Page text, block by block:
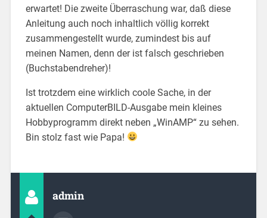
erwartet! Die zweite Überraschung war, daß diese
Anleitung auch noch inhaltlich völlig korrekt
zusammengestellt wurde, zumindest bis auf
meinen Namen, denn der ist falsch geschrieben
(Buchstabendreher)!
Ist trotzdem eine wirklich coole Sache, in der
aktuellen ComputerBILD-Ausgabe mein kleines
Hobbyprogramm direkt neben „WinAMP“ zu sehen.
Bin stolz fast wie Papa!
admin